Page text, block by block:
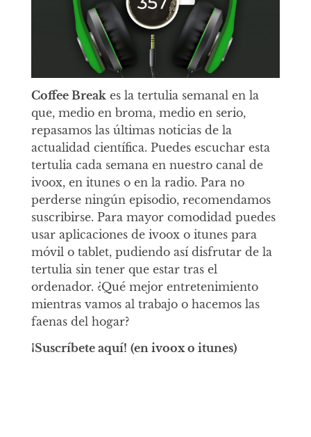
Coffee Break es la tertulia semanal en la
que, medio en broma, medio en serio,
repasamos las últimas noticias de la
actualidad científica. Puedes escuchar esta
tertulia cada semana en nuestro canal de
ivoox, en itunes o en la radio. Para no
perderse ningún episodio, recomendamos
suscribirse. Para mayor comodidad puedes
usar aplicaciones de ivoox o itunes para
móvil o tablet, pudiendo así disfrutar de la
tertulia sin tener que estar tras el
ordenador. ¿Qué mejor entretenimiento
mientras vamos al trabajo o hacemos las
faenas del hogar?
¡Suscríbete aquí! (en ivoox o itunes)